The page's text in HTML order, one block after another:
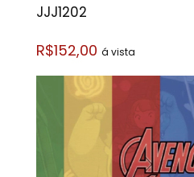
JJJ1202
R$152,00 á vista